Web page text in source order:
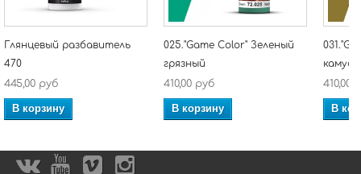
Глянцевый разбавитель
470
445,00 руб
В корзину
025."Game Color" Зеленый
грязный
410,00 руб
В корзину
410,00
В